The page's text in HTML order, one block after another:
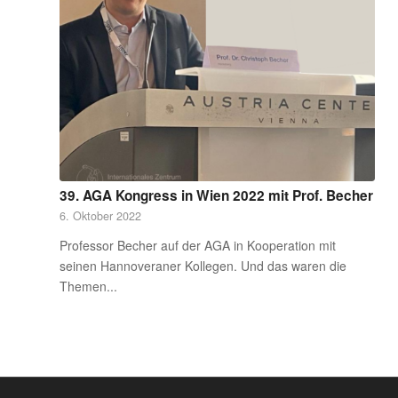
39. AGA Kongress in Wien 2022 mit Prof. Becher
6. Oktober 2022
Professor Becher auf der AGA in Kooperation mit
seinen Hannoveraner Kollegen. Und das waren die
Themen...